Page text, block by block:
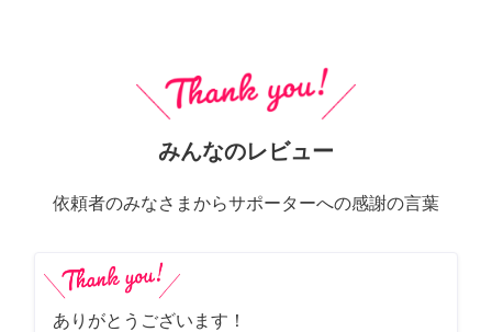
みんなのレビュー
依頼者のみなさまからサポーターへの感謝の言葉
ありがとうございます！